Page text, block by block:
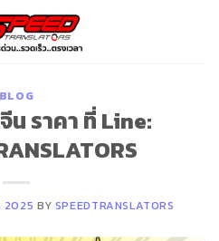
BLOG
ราคา ที่ Line:
2025 BY SPEEDTRANSLATORS